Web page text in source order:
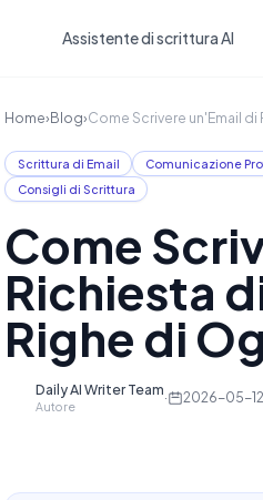
Assistente di scrittura AI
Home›Blog›Come Scrivere un'Email
Scrittura di Email Comunicazione
Consigli di Scrittura
Come
Richiesta
Righe di
Daily AI Writer Team
Autore
· 2026-05-12